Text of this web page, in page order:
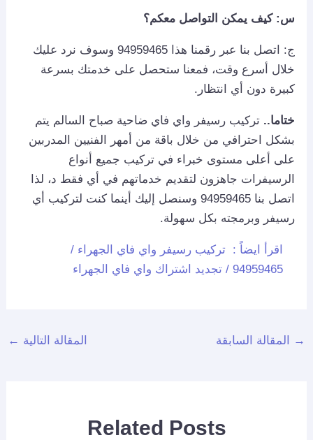
س: كيف يمكن التواصل معكم؟
ج: اتصل بنا عبر رقمنا هذا 94959465 وسوف نرد عليك
خلال أسرع وقت، فمعنا ستحصل على خدمتك بسرعة
كبيرة دون أي انتظار.
ختاما.. تركيب رسيفر واي فاي ضاحية صباح السالم يتم
بشكل احترافي من خلال باقة من أمهر الفنيين المدربين
على أعلى مستوى خبراء في تركيب جميع أنواع
الرسيفرات جاهزون لتقديم خدماتهم في أي فقط د، لذا
اتصل بنا 94959465 وسنصل إليك أينما كنت لتركيب أي
رسيفر وبرمجته بكل سهولة.
اقرأ ايضاً : تركيب رسيفر واي فاي الجهراء /
94959465 / تجديد اشتراك واي فاي الجهراء
→ المقالة السابقة المقالة التالية ←
Related Posts